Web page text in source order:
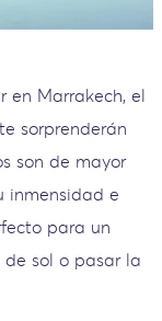
en Marrakech, el
te sorprenderán
son de mayor
inmensidad e
para un
sol o pasar la